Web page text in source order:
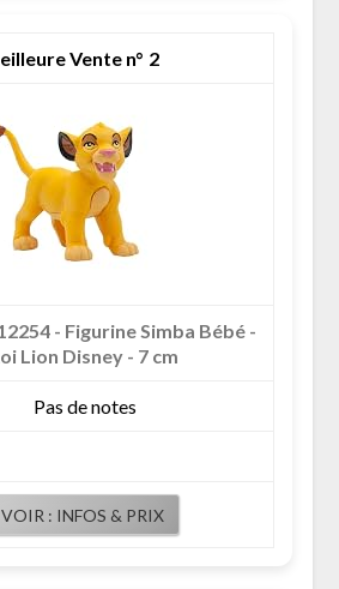
2
- Figurine Simba Bébé -
Lion Disney - 7 cm
Pas de notes
VOIR : INFOS & PRIX